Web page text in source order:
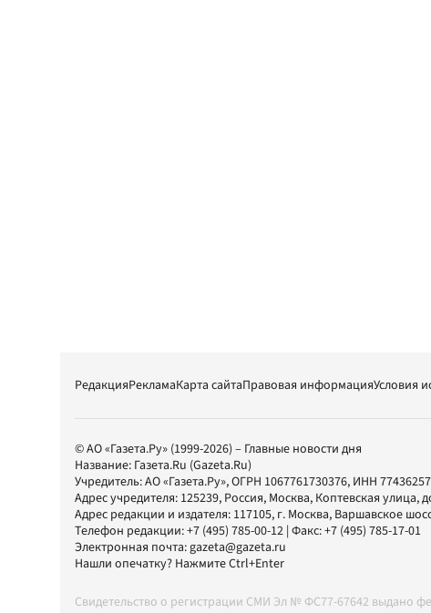
РедакцияРекламаКарта сайтаПравовая информацияУсловия
© АО «Газета.Ру» (1999-2026) – Главные новости дня
Название: Газета.Ru (Gazeta.Ru)
Учредитель:АО «Газета.Ру», ОГРН 1067761730376, ИНН
Адрес учредителя: 125239, Россия, Москва, Коптевская улица,
Адрес редакции и издателя: 117105, г. Москва, Варшавское
Телефон редакции:+7 (495) 785-00-12 | Факс:+7 (495) 785-17-01
Электронная почта:gazeta@gazeta.ru
Нашли опечатку? Нажмите Ctrl+Enter
Свидетельство о регистрации СМИ Эл № ФС77-67642 выдано